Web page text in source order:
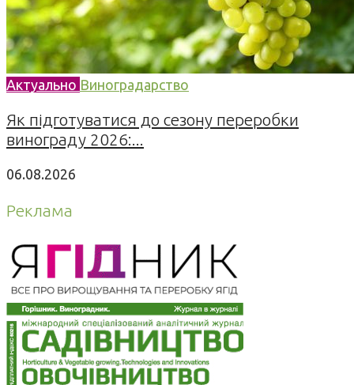
Актуально Виноградарство
Як підготуватися до сезону переробки
винограду 2026:...
06.08.2026
Реклама